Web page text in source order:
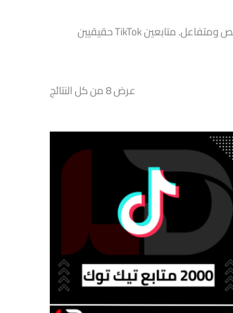
شراء متابعين تيك توك حقيقيين لتنمية حسابك بسرعة. متابعين تيك توك من لايت دعم يعززون ظهور محتواك في صفحة For You ويساعدونك على بناء جمهور مخلص ومتفاعل. متابعين TikTok حقيقيين
عرض ⁦8⁩ من كل النتائج